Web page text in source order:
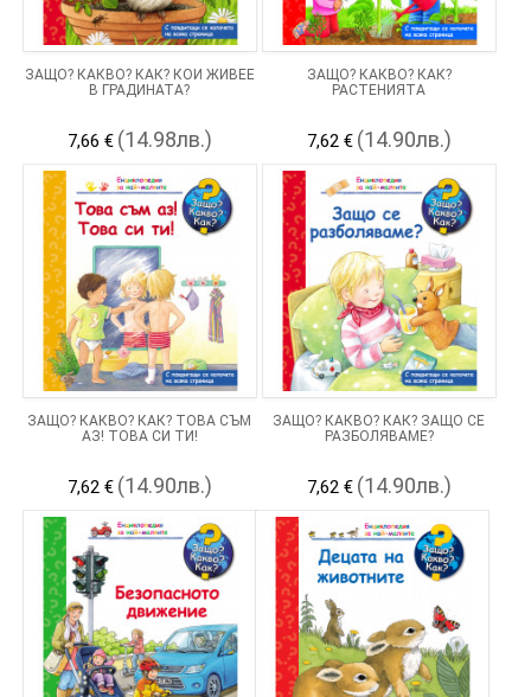
ЗАЩО? КАКВО? КАК? КОЙ ЖИВЕЕ
В ГРАДИНАТА?
7,66 € (14.98лв.)
ЗАЩО? КАКВО? КАК?
РАСТЕНИЯТА
7,62 € (14.90лв.)
ЗАЩО? КАКВО? КАК? ТОВА СЪМ
АЗ! ТОВА СИ ТИ!
7,62 € (14.90лв.)
ЗАЩО? КАКВО? КАК? ЗАЩО СЕ
РАЗБОЛЯВАМЕ?
7,62 € (14.90лв.)